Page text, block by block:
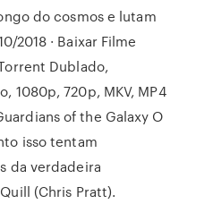
do cosmos e lutam
2018 · Baixar Filme
Dublado,
1080p, 720p, MKV, MP4
of the Galaxy O
isso tentam
da verdadeira
(Chris Pratt).